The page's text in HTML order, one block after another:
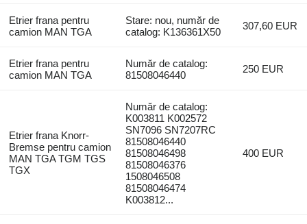
Etrier frana pentru
camion MAN TGA
Stare: nou, număr de
catalog: K136361X50
307,60 EUR
Etrier frana pentru
camion MAN TGA
Număr de catalog:
81508046440
250 EUR
Etrier frana Knorr-
Bremse pentru camion
MAN TGA TGM TGS
TGX
Număr de catalog:
K003811 K002572
SN7096 SN7207RC
81508046440
81508046498
81508046376
1508046508
81508046474
K003812...
400 EUR